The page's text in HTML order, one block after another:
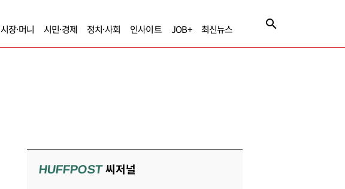
시장·머니 시민·경제 정치·사회 인사이트 JOB+ 최신뉴스
HUFFPOST씨저널